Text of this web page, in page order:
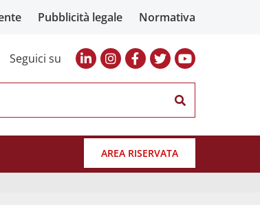
Pubblicità legale Normativa
Seguici su
AREA RISERVATA